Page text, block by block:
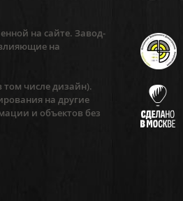
на сайте. Завод-
на
том числе дизайн).
на другие
и объектов без